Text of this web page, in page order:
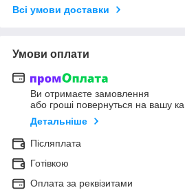
Всі умови доставки
Умови оплати
Ви отримаєте замовлення
або гроші повернуться на вашу
Детальніше
Післяплата
Готівкою
Оплата за реквізитами